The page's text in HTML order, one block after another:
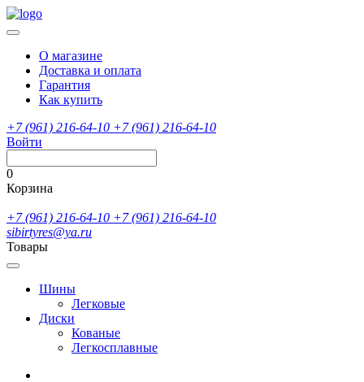
О магазине
Доставка и оплата
Гарантия
Как купить
+7 (961) 216-64-10 +7 (961) 216-64-10
Войти
0
Корзина
+7 (961) 216-64-10 +7 (961) 216-64-10
sibirtyres@ya.ru
Товары
Шины
Легковые
Диски
Кованые
Легкосплавные